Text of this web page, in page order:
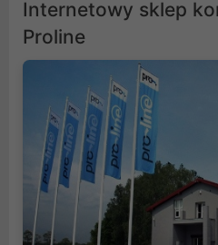
Internetowy sklep
Proline